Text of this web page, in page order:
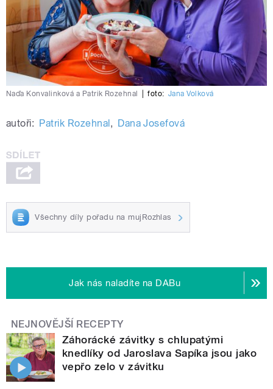
Naďa Konvalinková a Patrik Rozehnal foto: Jana Volková
autoři: Patrik Rozehnal , Dana Josefová
Všechny díly pořadu na mujRozhlas
Jak nás naladíte na DABu
NEJNOVĚJŠÍ RECEPTY
Záhorácké závitky s chlupatými
knedlíky od Jaroslava Sapíka jsou jako
vepřo zelo v závitku